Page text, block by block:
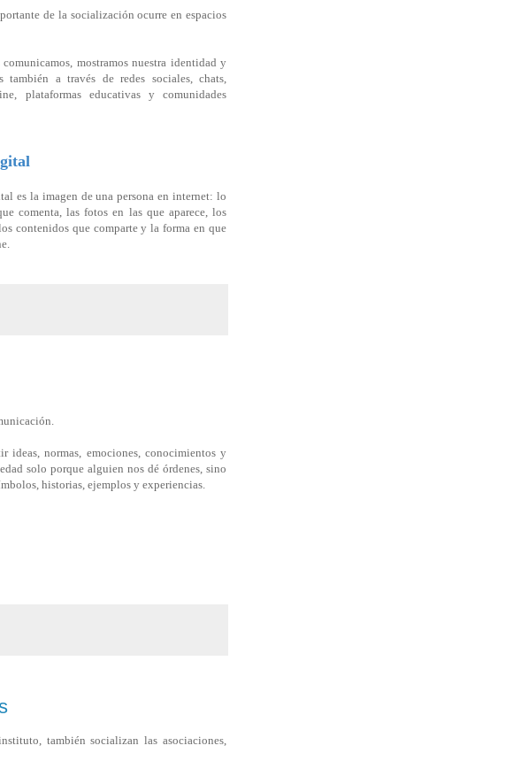
de la socialización ocurre en espacios
comunicamos, mostramos nuestra identidad y
también a través de redes sociales, chats,
plataformas educativas y comunidades
es la imagen de una persona en internet: lo
comenta, las fotos en las que aparece, los
contenidos que comparte y la forma en que
ideas, normas, emociones, conocimientos y
solo porque alguien nos dé órdenes, sino
historias, ejemplos y experiencias.
también socializan las asociaciones,